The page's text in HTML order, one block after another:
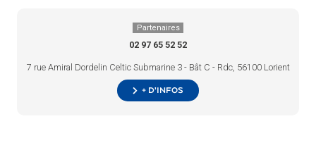
Partenaires
02 97 65 52 52
7 rue Amiral Dordelin Celtic Submarine 3 - Bât C - Rdc, 56100 Lorient
+ d’infos